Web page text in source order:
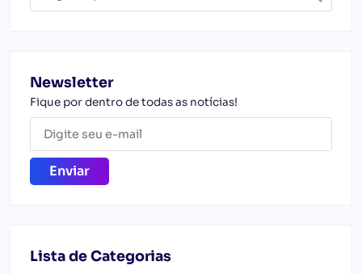
Newsletter
Fique por dentro de todas as notícias!
Lista de Categorias